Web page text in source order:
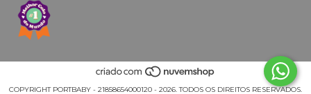
COPYRIGHT PORTBABY - 21858654000120 - 2026. TODOS OS DIREITOS RESERVADOS.